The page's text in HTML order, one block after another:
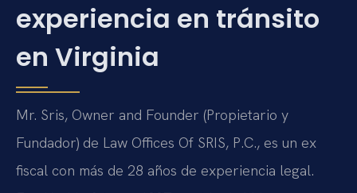
experiencia en tránsito
en Virginia
Mr. Sris, Owner and Founder (Propietario y
Fundador) de Law Offices Of SRIS, P.C., es un ex
fiscal con más de 28 años de experiencia legal.